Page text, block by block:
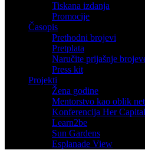
Tiskana izdanja
Promocije
Časopis
Prethodni brojevi
Pretplata
Naručite prijašnje
Press kit
Projekti
Žena godine
Mentorstvo kao oblik
Konferencija Her Capital
Learn2be
Sun Gardens
Esplanade View